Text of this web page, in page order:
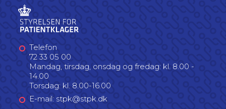
Telefon
72 33 05 00
Mandag, tirsdag, onsdag og fredag: kl. 8.00 -
14.00
Torsdag: kl. 8.00-16.00
E-mail: stpk@stpk.dk